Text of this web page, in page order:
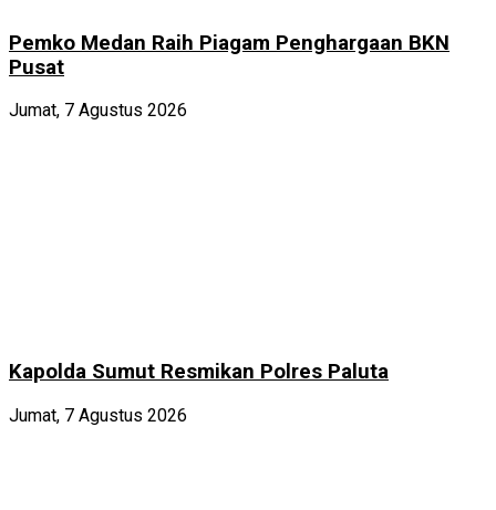
Pemko Medan Raih Piagam Penghargaan BKN
Pusat
Jumat, 7 Agustus 2026
Kapolda Sumut Resmikan Polres Paluta
Jumat, 7 Agustus 2026